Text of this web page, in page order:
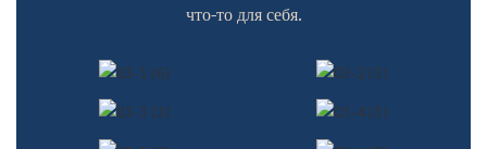
что-то для себя.